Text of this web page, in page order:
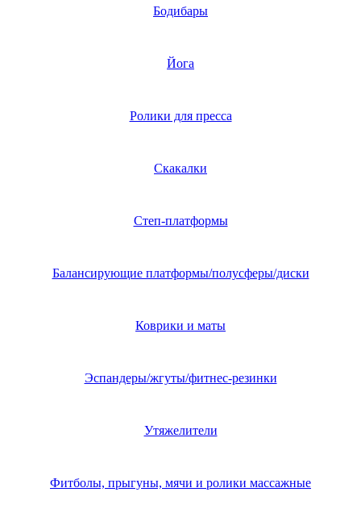
Бодибары
Йога
Ролики для пресса
Скакалки
Степ-платформы
Балансирующие платформы/полусферы/диски
Коврики и маты
Эспандеры/жгуты/фитнес-резинки
Утяжелители
Фитболы, прыгуны, мячи и ролики массажные